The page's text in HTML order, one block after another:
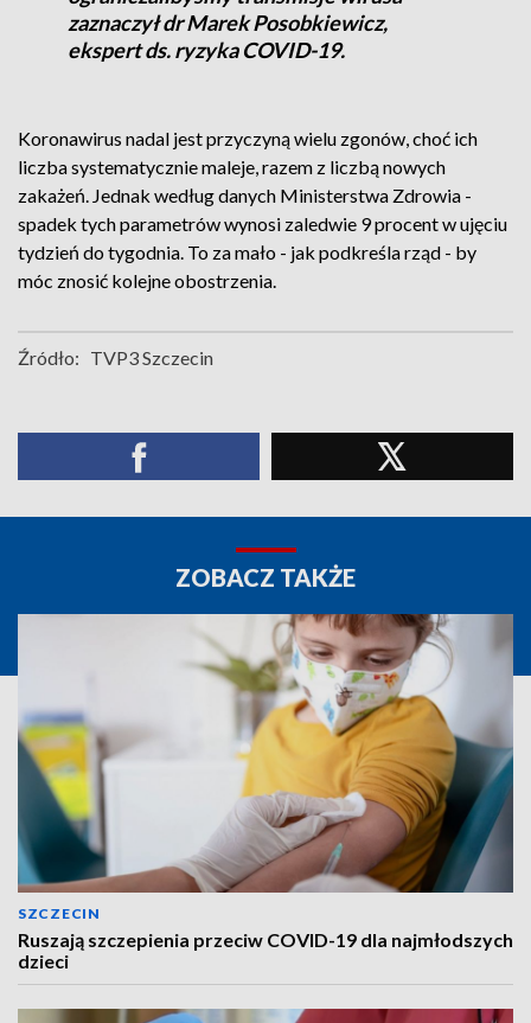
zaznaczył dr Marek Posobkiewicz,
ekspert ds. ryzyka COVID-19.
Koronawirus nadal jest przyczyną wielu zgonów, choć ich
liczba systematycznie maleje, razem z liczbą nowych
zakażeń. Jednak według danych Ministerstwa Zdrowia -
spadek tych parametrów wynosi zaledwie 9 procent w ujęciu
tydzień do tygodnia. To za mało - jak podkreśla rząd - by
móc znosić kolejne obostrzenia.
Źródło: TVP3 Szczecin
ZOBACZ TAKŻE
SZCZECIN
Ruszają szczepienia przeciw COVID-19 dla najmłodszych
dzieci